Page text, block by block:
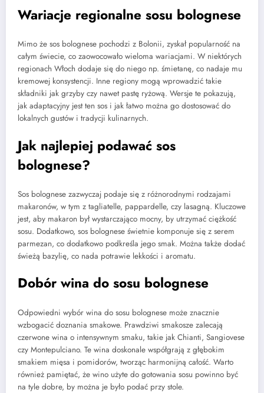
Wariacje regionalne sosu bolognese
Mimo że sos bolognese pochodzi z Bolonii, zyskał popularność na
całym świecie, co zaowocowało wieloma wariacjami. W niektórych
regionach Włoch dodaje się do niego np. śmietanę, co nadaje mu
kremowej konsystencji. Inne regiony mogą wprowadzić takie
składniki jak grzyby czy nawet pastę ryżową. Wersje te pokazują,
jak adaptacyjny jest ten sos i jak łatwo można go dostosować do
lokalnych gustów i tradycji kulinarnych.
Jak najlepiej podawać sos
bolognese?
Sos bolognese zazwyczaj podaje się z różnorodnymi rodzajami
makaronów, w tym z tagliatelle, pappardelle, czy lasagną. Kluczowe
jest, aby makaron był wystarczająco mocny, by utrzymać ciężkość
sosu. Dodatkowo, sos bolognese świetnie komponuje się z serem
parmezan, co dodatkowo podkreśla jego smak. Można także dodać
świeżą bazylię, co nada potrawie lekkości i aromatu.
Dobór wina do sosu bolognese
Odpowiedni wybór wina do sosu bolognese może znacznie
wzbogacić doznania smakowe. Prawdziwi smakosze zalecają
czerwone wina o intensywnym smaku, takie jak Chianti, Sangiovese
czy Montepulciano. Te wina doskonale współgrają z głębokim
smakiem mięsa i pomidorów, tworząc harmonijną całość. Warto
również pamiętać, że wino użyte do gotowania sosu powinno być
na tyle dobre, by można je było podać przy stole.